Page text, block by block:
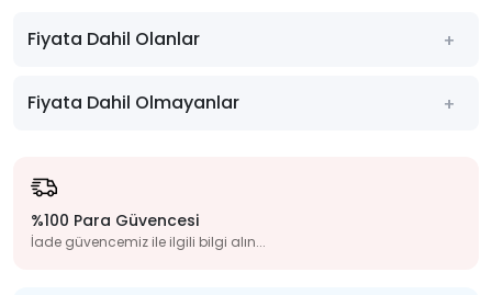
Fiyata Dahil Olanlar
Fiyata Dahil Olmayanlar
%100 Para Güvencesi
İade güvencemiz ile ilgili bilgi alın...